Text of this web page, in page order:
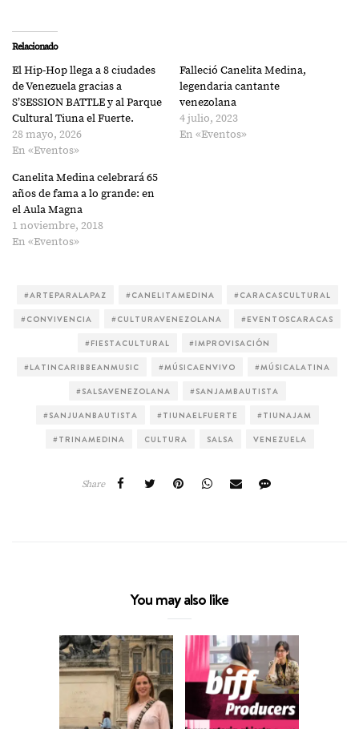
Relacionado
El Hip-Hop llega a 8 ciudades
de Venezuela gracias a
S’SESSION BATTLE y al Parque
Cultural Tiuna el Fuerte.
28 mayo, 2026
En «Eventos»
Falleció Canelita Medina,
legendaria cantante
venezolana
4 julio, 2023
En «Eventos»
Canelita Medina celebrará 65
años de fama a lo grande: en
el Aula Magna
1 noviembre, 2018
En «Eventos»
#ARTEPARALAPAZ #CANELITAMEDINA #CARACASCULTURAL
#CONVIVENCIA #CULTURAVENEZOLANA #EVENTOSCARACAS
#FIESTACULTURAL #IMPROVISACIÓN
#LATINCARIBBEANMUSIC #MÚSICAENVIVO #MÚSICALATINA
#SALSAVENEZOLANA #SANJAMBAUTISTA
#SANJUANBAUTISTA #TIUNAELFUERTE #TIUNAJAM
#TRINAMEDINA CULTURA SALSA VENEZUELA
Share
You may also like